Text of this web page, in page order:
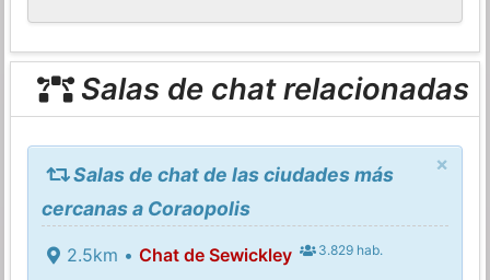
Salas de chat relacionadas
×
Salas de chat de las ciudades más
cercanas a Coraopolis
2.5km • Chat de Sewickley 3.829 hab.